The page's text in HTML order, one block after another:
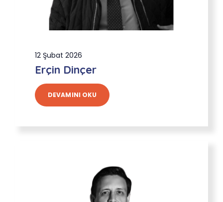
12 Şubat 2026
Erçin Dinçer
DEVAMINI OKU